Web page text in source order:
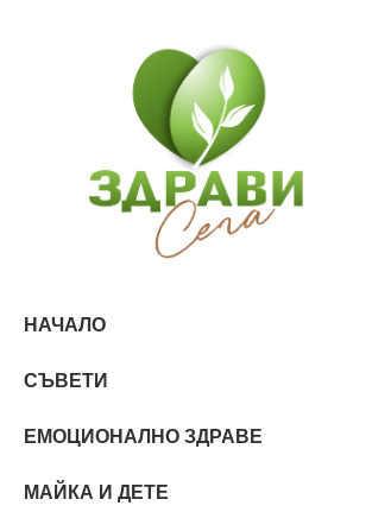
НАЧАЛО
СЪВЕТИ
ЕМОЦИОНАЛНО ЗДРАВЕ
МАЙКА И ДЕТЕ